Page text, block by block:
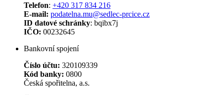
Telefon: +420 317 834 216
E-mail: podatelna.mu@sedlec-prcice.cz
ID datové schránky: bqibx7j
IČO: 00232645
Bankovní spojení
Číslo účtu: 320109339
Kód banky: 0800
Česká spořitelna, a.s.